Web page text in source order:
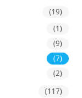
(19)
(1)
(9)
(7)
(2)
(117)